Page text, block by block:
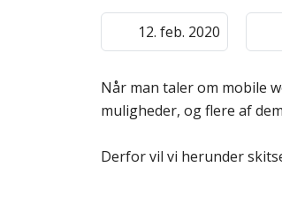
12. feb. 2020
Når man taler om mobile
muligheder, og flere af
Derfor vil vi herunder